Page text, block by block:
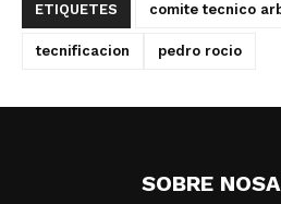
ETIQUETES comite tecnico
tecnificacion pedro rocio
SOBRE